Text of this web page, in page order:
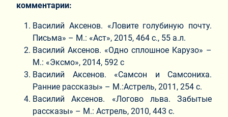
комментарии:
Василий Аксенов. «Ловите голубиную почту.
Письма» – М.: «Аст», 2015, 464 с., 55 а.л.
Василий Аксенов. «Одно сплошное Карузо» –
М.: «Эксмо», 2014, 592 с
Василий Аксенов. «Самсон и Самсониха.
Ранние рассказы» – М.:Астрель, 2011, 254 с.
Василий Аксенов. «Логово льва. Забытые
рассказы» – М.: Астрель, 2010, 443 с.